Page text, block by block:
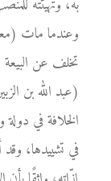
به، وتهيئته
وعندما مات
تخلف عن
(عبد الله بن
الخلافة في
في تشييدها،